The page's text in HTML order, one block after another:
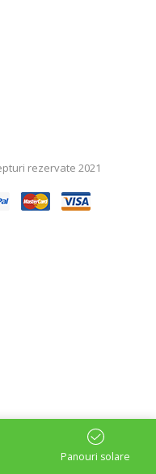
rezervate 2021
Panouri solare